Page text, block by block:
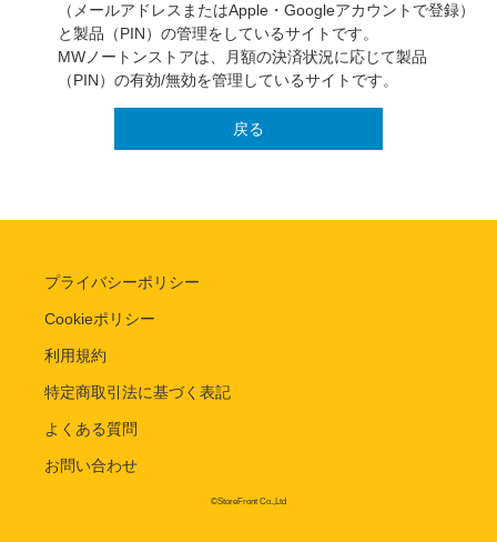
（メールアドレスまたはApple・Googleアカウントで登録）
と製品（PIN）の管理をしているサイトです。
MWノートンストアは、月額の決済状況に応じて製品
（PIN）の有効/無効を管理しているサイトです。
戻る
プライバシーポリシー
Cookieポリシー
利用規約
特定商取引法に基づく表記
よくある質問
お問い合わせ
©StoreFront Co.,Ltd